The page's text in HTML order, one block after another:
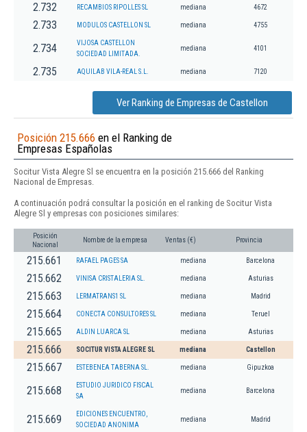
2.732 RECAMBIOS RIPOLLES SL mediana 4672
2.733 MODULOS CASTELLON SL mediana 4755
2.734
VIJOSA CASTELLON
SOCIEDAD LIMITADA.
mediana 4101
2.735 AQUILAB VILA-REAL S.L. mediana 7120
Ver Ranking de Empresas de Castellon
Posición 215.666 en el Ranking de
Empresas Españolas
Socitur Vista Alegre Sl se encuentra en la posición 215.666 del Ranking
Nacional de Empresas.
A continuación podrá consultar la posición en el ranking de Socitur Vista
Alegre Sl y empresas con posiciones similares:
Posición
Nacional
Nombre de la empresa Ventas (€) Provincia
215.661 RAFAEL PAGES SA mediana Barcelona
215.662 VINISA CRISTALERIA SL. mediana Asturias
215.663 LERMATRANS1 SL mediana Madrid
215.664 CONECTA CONSULTORES SL mediana Teruel
215.665 ALDIN LUARCA SL mediana Asturias
215.666 SOCITUR VISTA ALEGRE SL mediana Castellon
215.667 ESTEBENEA TABERNA SL. mediana Gipuzkoa
215.668
ESTUDIO JURIDICO FISCAL
SA
mediana Barcelona
215.669
EDICIONES ENCUENTRO,
SOCIEDAD ANONIMA
mediana Madrid